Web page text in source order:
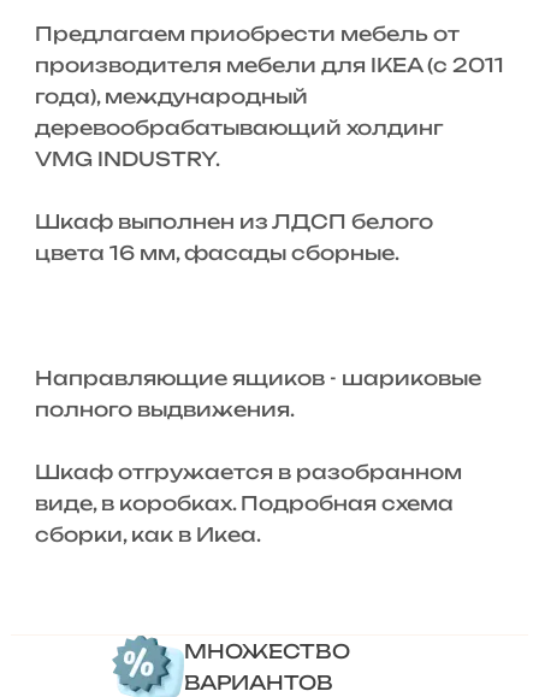
Предлагаем приобрести мебель от
производителя мебели для IKEA (с 2011
года), международный
деревообрабатывающий холдинг
VMG INDUSTRY.
Шкаф выполнен из ЛДСП белого
цвета 16 мм, фасады сборные.
Направляющие ящиков - шариковые
полного выдвижения.
Шкаф отгружается в разобранном
виде, в коробках. Подробная схема
сборки, как в Икеа.
МНОЖЕСТВО
ВАРИАНТОВ